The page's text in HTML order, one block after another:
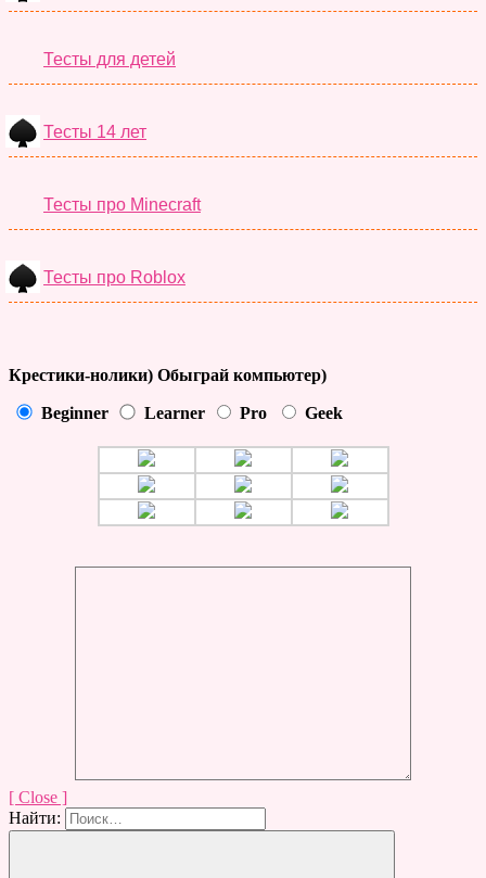
Тесты для детей
Тесты 14 лет
Тесты про Minecraft
Тесты про Roblox
Крестики-нолики) Обыграй компьютер)
Beginner Learner Pro Geek
[ Close ]
Найти: